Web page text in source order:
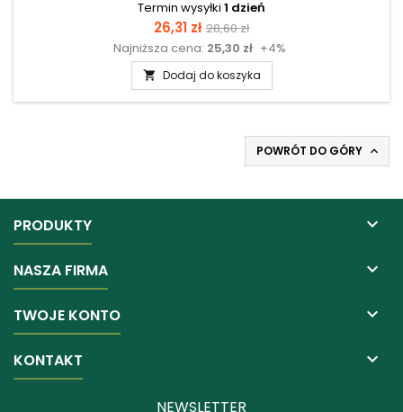
Termin wysyłki 1 dzień
Cena
26,31 zł Cena
podstawowa
28,60 zł
Najniższa cena: 25,30 zł +4%
 Dodaj do koszyka
POWRÓT DO GÓRY 
PRODUKTY 
NASZA FIRMA 
TWOJE KONTO 
KONTAKT 
NEWSLETTER